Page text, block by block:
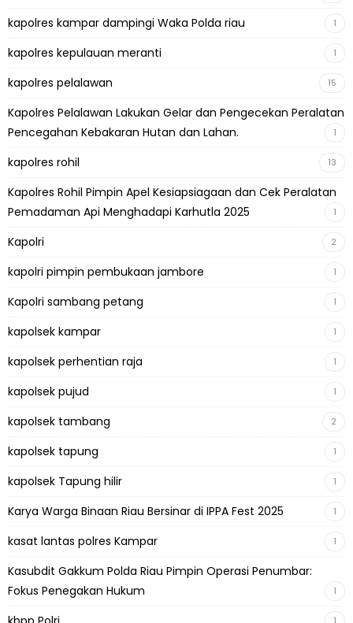
kapolres kampar dampingi Waka Polda riau
1
kapolres kepulauan meranti 1
kapolres pelalawan 15
Kapolres Pelalawan Lakukan Gelar dan Pengecekan Peralatan
Pencegahan Kebakaran Hutan dan Lahan.
1
kapolres rohil 13
Kapolres Rohil Pimpin Apel Kesiapsiagaan dan Cek Peralatan
Pemadaman Api Menghadapi Karhutla 2025
1
Kapolri 2
kapolri pimpin pembukaan jambore 1
Kapolri sambang petang 1
kapolsek kampar 1
kapolsek perhentian raja 1
kapolsek pujud 1
kapolsek tambang 2
kapolsek tapung 1
kapolsek Tapung hilir 1
Karya Warga Binaan Riau Bersinar di IPPA Fest 2025 1
kasat lantas polres Kampar 1
Kasubdit Gakkum Polda Riau Pimpin Operasi Penumbar:
Fokus Penegakan Hukum
1